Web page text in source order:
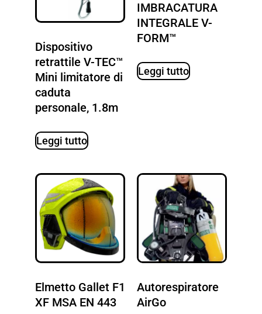
Dispositivo
retrattile V-TEC™
Mini limitatore di
caduta
personale, 1.8m
Leggi tutto
IMBRACATURA
INTEGRALE V-
FORM™
Leggi tutto
Elmetto Gallet F1
XF MSA EN 443
Autorespiratore
AirGo